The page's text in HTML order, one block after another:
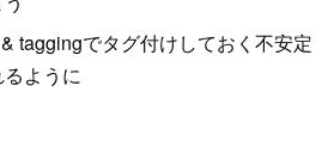
taggingでタグ付けしておく不安定
ように